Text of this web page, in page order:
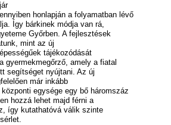
honlapján a folyamatban lévő
Így bárkinek módja van rá,
Győrben. A fejlesztések
mint az új
tájékozódását
gyermekmegőrző, amely a fiatal
segítséget nyújtani. Az új
már inkább
egysége egy bő háromszáz
hozzá lehet majd férni a
így kutathatóvá válik szinte